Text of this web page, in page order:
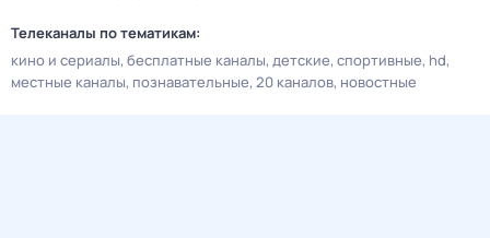
Телеканалы по тематикам:
кино и сериалы бесплатные каналы детские спортивные hd
местные каналы познавательные 20 каналов новостные